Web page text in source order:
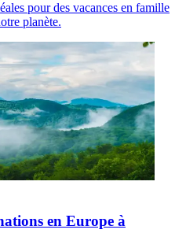
pour des vacances en famille
planète.
en Europe à